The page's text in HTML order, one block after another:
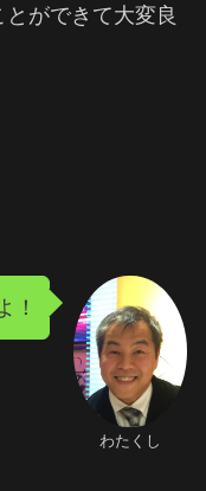
ができて大変良
わたくし
！